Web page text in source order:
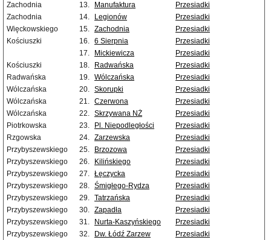
Zachodnia
13. Manufaktura
Przesiadki
Zachodnia
14. Legionów
Przesiadki
Więckowskiego
15. Zachodnia
Przesiadki
Kościuszki
16. 6 Sierpnia
Przesiadki
17.
Mickiewicza
Przesiadki
Kościuszki
18. Radwańska
Przesiadki
Radwańska
19. Wólczańska
Przesiadki
Wólczańska
20. Skorupki
Przesiadki
Wólczańska
21. Czerwona
Przesiadki
Wólczańska
22. Skrzywana NŻ
Przesiadki
Piotrkowska
23. Pl. Niepodległości
Przesiadki
Rzgowska
24. Zarzewska
Przesiadki
Przybyszewskiego
25. Brzozowa
Przesiadki
Przybyszewskiego
26. Kilińskiego
Przesiadki
Przybyszewskiego
27. Łęczycka
Przesiadki
Przybyszewskiego
28. Śmigłego-Rydza
Przesiadki
Przybyszewskiego
29. Tatrzańska
Przesiadki
Przybyszewskiego
30. Zapadła
Przesiadki
Przybyszewskiego
31. Nurta-Kaszyńskiego
Przesiadki
Przybyszewskiego
32. Dw. Łódź Zarzew Przesiadki